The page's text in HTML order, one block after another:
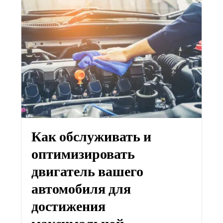
Как обслуживать и
оптимизировать
двигатель вашего
автомобиля для
достижения